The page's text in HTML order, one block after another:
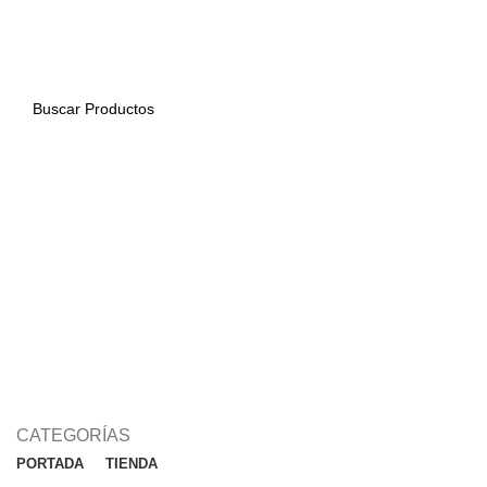
CATEGORÍAS
PORTADA
TIENDA